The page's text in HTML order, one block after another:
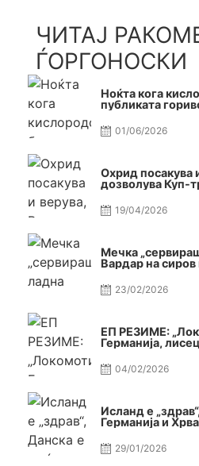
ЧИТАЈ
ЃОРГОНОСКИ
Ноќта кога
публиката
01/06/2026
Охрид посакува
дозволува Куп-
19/04/2026
Мечка
Вардар на
23/02/2026
ЕП РЕЗИМЕ:
Германија,
04/02/2026
Исланд е
Германија и
29/01/2026